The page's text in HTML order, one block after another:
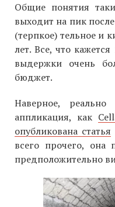
Общие понятия
выходит на пик
(терпкое) тельное и
лет. Все, что
выдержки очень
бюджет.
Наверное,
аппликация, как
опубликована статья
всего прочего, она
предположительно